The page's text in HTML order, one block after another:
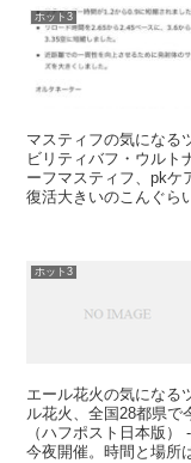
ホット3
マスティフの気になる
ビリティバフ・ウルト
ーフマスティフ、pkケ
復活大きいのこんぐら
ホット3
エール花火の気になる
ル花火、全国28都県で
（ハフポスト日本版
今夜開催。時間と場所